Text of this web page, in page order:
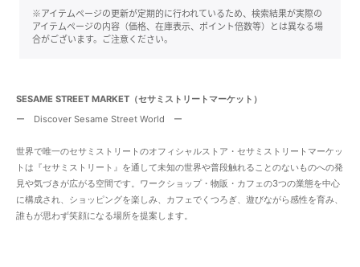
※アイテムページの更新が定期的に行われているため、検索結果が実際の
アイテムページの内容（価格、在庫表示、ポイント倍数等）とは異なる場
合がございます。ご注意ください。
SESAME STREET MARKET（セサミストリートマーケット）
ー Discover Sesame Street World ー
世界で唯一のセサミストリートのオフィシャルストア・セサミストリートマーケッ
トは『セサミストリート』を通して未知の世界や普段触れることのないものへの発
見や気づきが広がる空間です。ワークショップ・物販・カフェの3つの業態を中心
に構成され、ショッピングを楽しみ、カフェでくつろぎ、遊びながら感性を育み、
誰もが思わず笑顔になる場所を提案します。